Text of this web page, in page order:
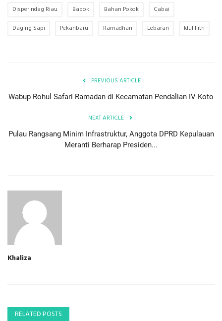
Disperindag Riau Bapok Bahan Pokok
Cabai
Daging Sapi
Pekanbaru Ramadhan Lebaran Idul Fitri
PREVIOUS ARTICLE
Wabup Rohul Safari Ramadan di Kecamatan Pendalian IV Koto
NEXT ARTICLE
Pulau Rangsang Minim Infrastruktur, Anggota DPRD Kepulauan
Meranti Berharap Presiden...
Khaliza
RELATED POSTS